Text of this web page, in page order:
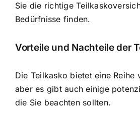
Sie die richtige
Bedürfnisse finden.
Vorteile und Nachteile der
Die Teilkasko bietet eine Reihe
aber es gibt auch einige
die Sie beachten sollten.